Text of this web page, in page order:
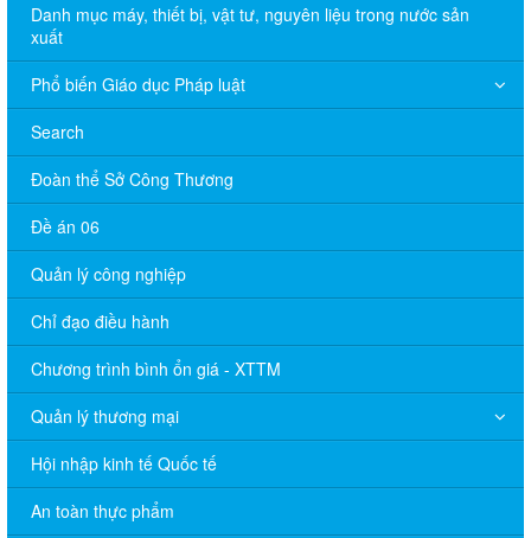
Danh mục máy, thiết bị, vật tư, nguyên liệu trong nước sản
xuất
Phổ biến Giáo dục Pháp luật
Search
Đoàn thể Sở Công Thương
Đề án 06
Quản lý công nghiệp
Chỉ đạo điều hành
Chương trình bình ổn giá - XTTM
Quản lý thương mại
Hội nhập kinh tế Quốc tế
An toàn thực phẩm